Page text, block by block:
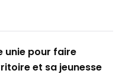
unie pour faire
et sa jeunesse